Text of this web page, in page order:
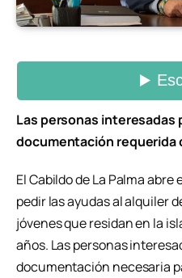
Las personas interesadas
documentación requerida
El Cabildo de La Palma
pedir las ayudas al alquiler
jóvenes que residan en la
años. Las personas
documentación necesaria